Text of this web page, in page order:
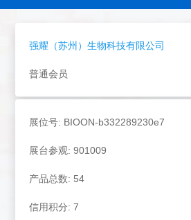
强耀（苏州）生物科技有限公司
普通会员
展位号: BIOON-b332289230e7
展台参观: 901009
产品总数: 54
信用积分: 7